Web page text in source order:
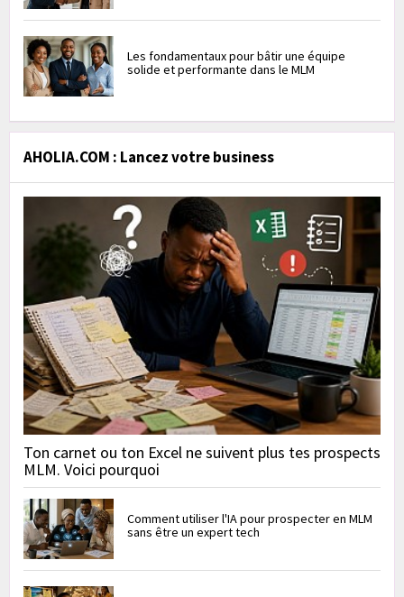
Les fondamentaux pour bâtir une équipe
solide et performante dans le MLM
AHOLIA.COM : Lancez votre business
Ton carnet ou ton Excel ne suivent plus tes prospects
MLM. Voici pourquoi
Comment utiliser l'IA pour prospecter en MLM
sans être un expert tech